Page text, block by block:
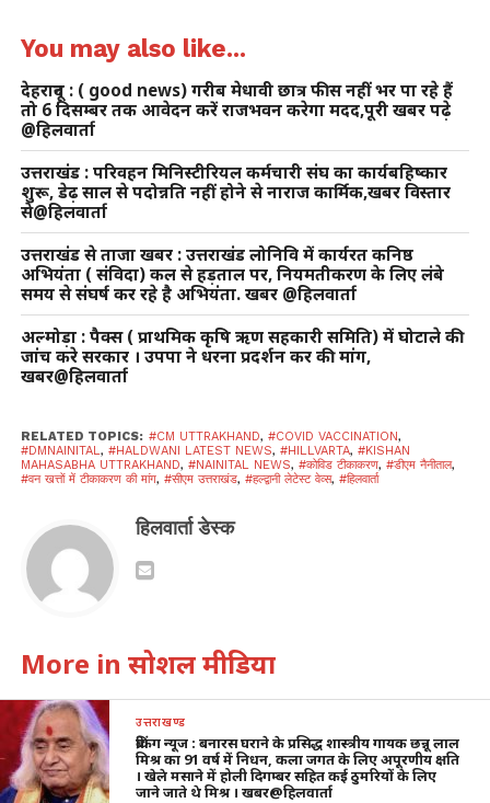
You may also like...
देहरादून : ( good news) गरीब मेधावी छात्र फीस नहीं भर पा रहे हैं
तो 6 दिसम्बर तक आवेदन करें राजभवन करेगा मदद,पूरी खबर पढ़े
@हिलवार्ता
उत्तराखंड : परिवहन मिनिस्टीरियल कर्मचारी संघ का कार्यबहिष्कार
शुरू, डेढ़ साल से पदोन्नति नहीं होने से नाराज कार्मिक,खबर विस्तार
से@हिलवार्ता
उत्तराखंड से ताजा खबर : उत्तराखंड लोनिवि में कार्यरत कनिष्ठ
अभियंता ( संविदा) कल से हड़ताल पर, नियमतीकरण के लिए लंबे
समय से संघर्ष कर रहे है अभियंता. खबर @हिलवार्ता
अल्मोड़ा : पैक्स ( प्राथमिक कृषि ऋण सहकारी समिति) में घोटाले की
जांच करे सरकार । उपपा ने धरना प्रदर्शन कर की मांग,
खबर@हिलवार्ता
RELATED TOPICS: #CM UTTRAKHAND, #COVID VACCINATION,
#DMNAINITAL, #HALDWANI LATEST NEWS, #HILLVARTA, #KISHAN
MAHASABHA UTTRAKHAND, #NAINITAL NEWS, #कोविड टीकाकरण, #डीएम नैनीताल,
#वन खत्तों में टीकाकरण की मांग, #सीएम उत्तराखंड, #हल्द्वानी लेटेस्ट वेव्स, #हिलवार्ता
हिलवार्ता डेस्क
More in सोशल मीडिया
उत्तराखण्ड
ब्रेकिंग न्यूज : बनारस घराने के प्रसिद्ध शास्त्रीय गायक छन्नू लाल
मिश्र का 91 वर्ष में निधन, कला जगत के लिए अपूरणीय क्षति
। खेले मसाने में होली दिगम्बर सहित कई ठुमरियों के लिए
जाने जाते थे मिश्र । खबर@हिलवार्ता